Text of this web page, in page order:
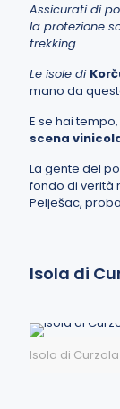
Assicurati di
la protezione
trekking.
Le isole di
mano da
E se hai
scena
La gente del
fondo di verità
Pelješac,
Isola di
Isola di